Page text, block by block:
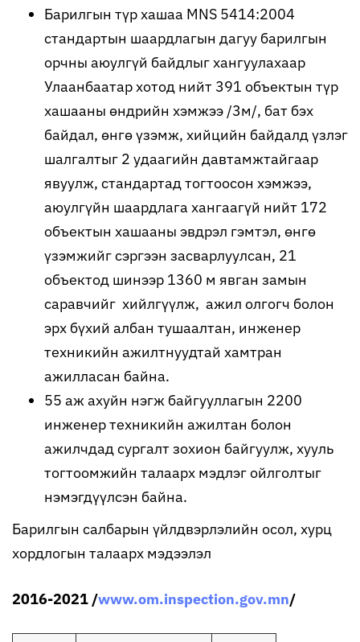
Барилгын түр хашаа MNS 5414:2004
стандартын шаардлагын дагуу барилгын
орчны аюулгүй байдлыг хангуулахаар
Улаанбаатар хотод нийт 391 объектын түр
хашааны өндрийн хэмжээ /3м/, бат бэх
байдал, өнгө үзэмж, хийцийн байдалд үзлэг
шалгалтыг 2 удаагийн давтамжтайгаар
явуулж, стандартад тогтоосон хэмжээ,
аюулгүйн шаардлага хангаагүй нийт 172
объектын хашааны эвдрэл гэмтэл, өнгө
үзэмжийг сэргээн засварлуулсан, 21
объектод шинээр 1360 м явган замын
саравчийг хийлгүүлж, ажил олгогч болон
эрх бүхий албан тушаалтан, инженер
техникийн ажилтнуудтай хамтран
ажилласан байна.
55 аж ахуйн нэгж байгууллагын 2200
инженер техникийн ажилтан болон
ажилчдад сургалт зохион байгуулж, хууль
тогтоомжийн талаарх мэдлэг ойлголтыг
нэмэгдүүлсэн байна.
Барилгын салбарын үйлдвэрлэлийн осол, хурц
хордлогын талаарх мэдээлэл
2016-2021 /www.om.inspection.gov.mn/